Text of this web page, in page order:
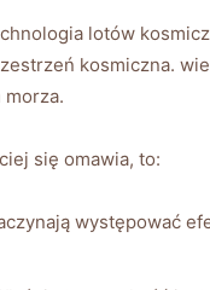
lotów
kosmiczna.
się omawia, to:
występować